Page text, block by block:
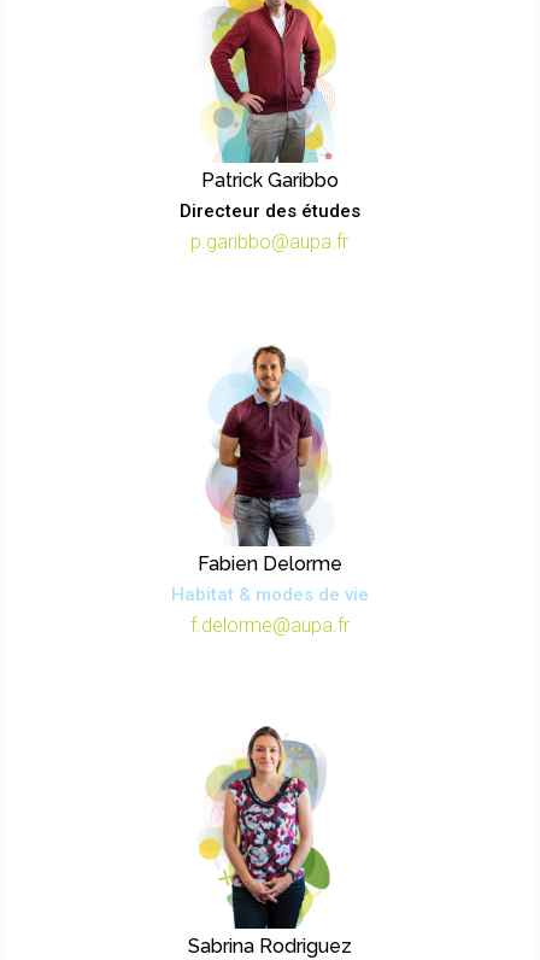
Patrick Garibbo
Directeur des études
p.garibbo@aupa.fr
Fabien Delorme
Habitat & modes de vie
f.delorme@aupa.fr
Sabrina Rodriguez